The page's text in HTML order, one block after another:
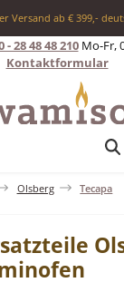
Versand ab € 399,-
- 28 48 48 210Mo-Fr,
Kontaktformular
Olsberg Tecapa